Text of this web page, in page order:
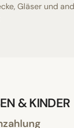
Gläser und
& KINDER